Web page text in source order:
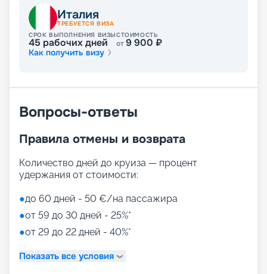
Развлечения на лайнере
Лайнер предлагает огромное разнообразие
На выбор представлены такие пространства:
релаксационный комплекс только для взрослых)
бассейнами, клубами, игровыми зонами)
для детей)
Aquapark (с открытыми игровыми
водными пушками, 3 водными горками с
эффектами виртуальной реальности)
мини-гольф и теннис
7 бассейнов
детский внутренний комплекс,
Италия
ТРЕБУЕТСЯ ВИЗА
СРОК ВЫПОЛНЕНИЯ ВИЗЫ
45 рабочих дней
СТОИМОСТЬ
от9 900 ₽
Как получить визу
Вопросы-ответы
Правила отмены и возврата
Количество дней до круиза — процент
удержания от стоимости:
●до 60 дней - 50 €/на пассажира
●от 59 до 30 дней - 25%*
●от 29 до 22 дней - 40%*
Показать все условия